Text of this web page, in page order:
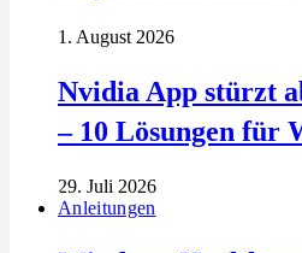
1. August 2026
Nvidia App stürzt
– 10 Lösungen für
29. Juli 2026
Anleitungen